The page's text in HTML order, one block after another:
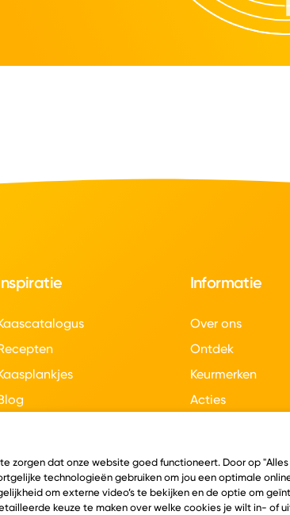
Informatie
Over ons
Ontdek
Keurmerken
Acties
zorgen dat onze website goed functioneert. Door op "Alles
technologieën gebruiken om jou een optimale
om externe video’s te bekijken en de optie om
keuze te maken over welke cookies je wilt in- of